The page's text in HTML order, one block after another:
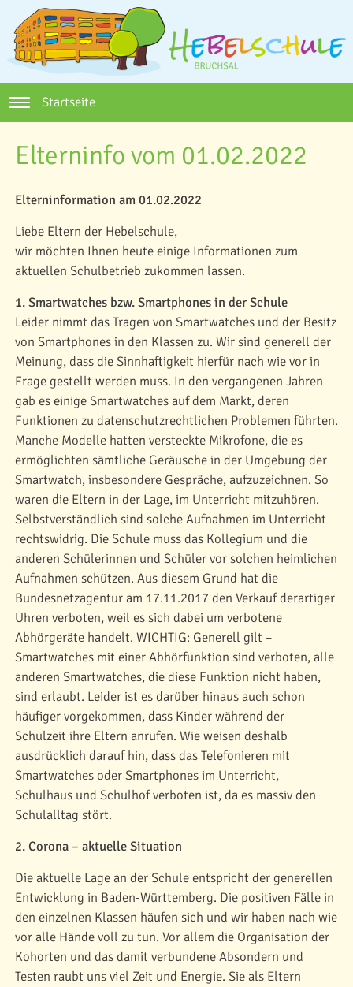
Startseite
Elterninfo vom 01.02.2022
Elterninformation am 01.02.2022
Liebe Eltern der Hebelschule,
wir möchten Ihnen heute einige Informationen zum
aktuellen Schulbetrieb zukommen lassen.
1. Smartwatches bzw. Smartphones in der Schule
Leider nimmt das Tragen von Smartwatches und der Besitz
von Smartphones in den Klassen zu. Wir sind generell der
Meinung, dass die Sinnhaftigkeit hierfür nach wie vor in
Frage gestellt werden muss. In den vergangenen Jahren
gab es einige Smartwatches auf dem Markt, deren
Funktionen zu datenschutzrechtlichen Problemen führten.
Manche Modelle hatten versteckte Mikrofone, die es
ermöglichten sämtliche Geräusche in der Umgebung der
Smartwatch, insbesondere Gespräche, aufzuzeichnen. So
waren die Eltern in der Lage, im Unterricht mitzuhören.
Selbstverständlich sind solche Aufnahmen im Unterricht
rechtswidrig. Die Schule muss das Kollegium und die
anderen Schülerinnen und Schüler vor solchen heimlichen
Aufnahmen schützen. Aus diesem Grund hat die
Bundesnetzagentur am 17.11.2017 den Verkauf derartiger
Uhren verboten, weil es sich dabei um verbotene
Abhörgeräte handelt. WICHTIG: Generell gilt –
Smartwatches mit einer Abhörfunktion sind verboten, alle
anderen Smartwatches, die diese Funktion nicht haben,
sind erlaubt. Leider ist es darüber hinaus auch schon
häufiger vorgekommen, dass Kinder während der
Schulzeit ihre Eltern anrufen. Wie weisen deshalb
ausdrücklich darauf hin, dass das Telefonieren mit
Smartwatches oder Smartphones im Unterricht,
Schulhaus und Schulhof verboten ist, da es massiv den
Schulalltag stört.
2. Corona – aktuelle Situation
Die aktuelle Lage an der Schule entspricht der generellen
Entwicklung in Baden-Württemberg. Die positiven Fälle in
den einzelnen Klassen häufen sich und wir haben nach wie
vor alle Hände voll zu tun. Vor allem die Organisation der
Kohorten und das damit verbundene Absondern und
Testen raubt uns viel Zeit und Energie. Sie als Eltern